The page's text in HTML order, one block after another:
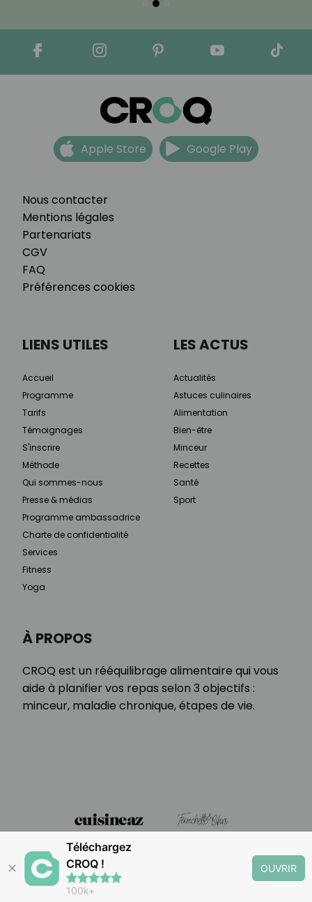
Nous contacter
Mentions légales
Partenariats
CGV
FAQ
Préférences cookies
Apple Store Google Play
À PROPOS
CROQ est un rééquilibrage alimentaire qui vous
aide à planifier vos repas selon 3 objectifs :
minceur, maladie chronique, étapes de vie.
LIENS UTILES
Accueil
Programme
Tarifs
Témoignages
S'inscrire
Méthode
Qui sommes-nous
Presse & médias
Programme ambassadrice
Charte de confidentialité
Services
Fitness
Yoga
LES ACTUS
Actualités
Astuces culinaires
Alimentation
Bien-être
Minceur
Recettes
Santé
Sport
✕
Téléchargez
CROQ !
100k+
OUVRIR